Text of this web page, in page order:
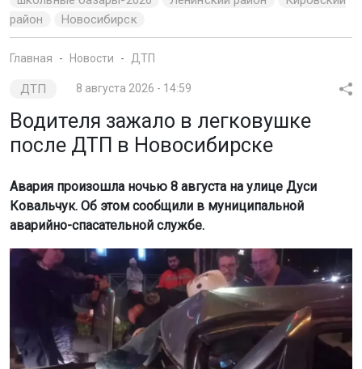
район
Новосибирск
Главная Новости ДТП
ДТП 8 августа 2026 - 14:59
Водителя зажало в легковушке
после ДТП в Новосибирске
Авария произошла ночью 8 августа на улице Дуси
Ковальчук. Об этом сообщили в муниципальной
аварийно-спасательной службе.